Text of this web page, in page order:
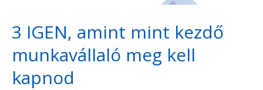
3 IGEN, amint mint kezdő
munkavállaló meg kell
kapnod
kapnod